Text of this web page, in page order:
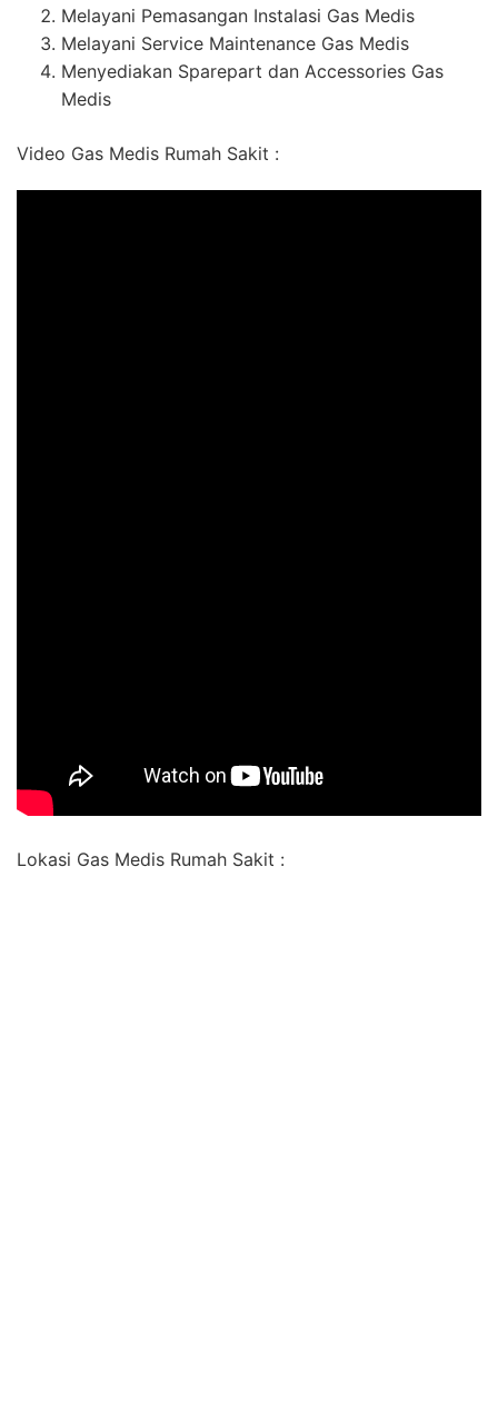
Melayani Pemasangan Instalasi Gas Medis
Melayani Service Maintenance Gas Medis
Menyediakan Sparepart dan Accessories Gas
Medis
Video Gas Medis Rumah Sakit :
Lokasi Gas Medis Rumah Sakit :